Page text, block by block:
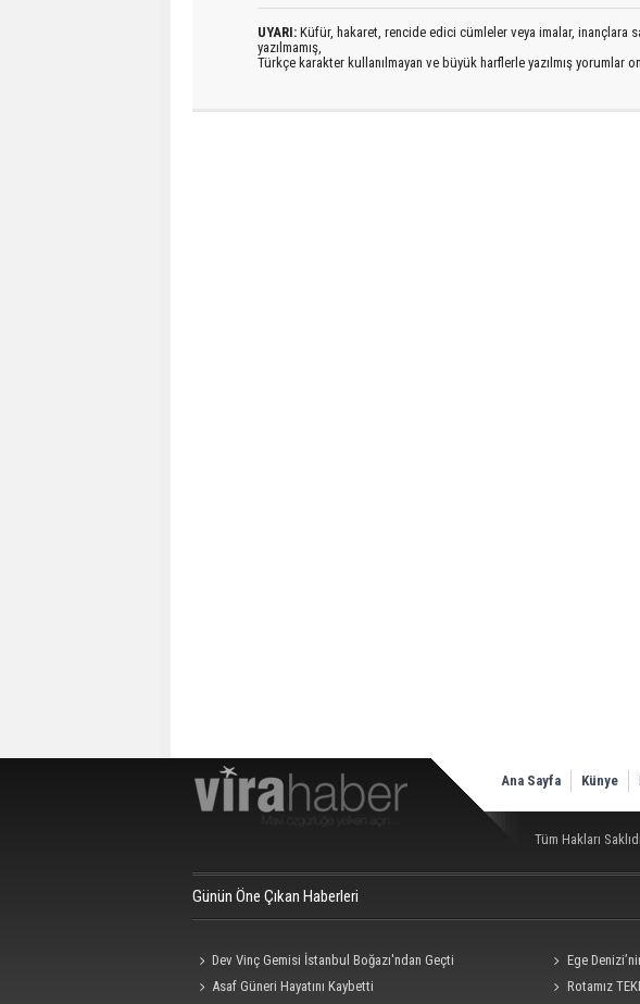
UYARI: Küfür, hakaret, rencide edici cümleler veya imalar, inançlara
yazılmamış,
Türkçe karakter kullanılmayan ve büyük harflerle yazılmış yorumlar
Ana Sayfa Künye
Tüm Hakları
Günün Öne Çıkan Haberleri
Dev Vinç Gemisi İstanbul Boğazı'ndan Geçti Ege
Asaf Güneri Hayatını Kaybetti
Rotamız